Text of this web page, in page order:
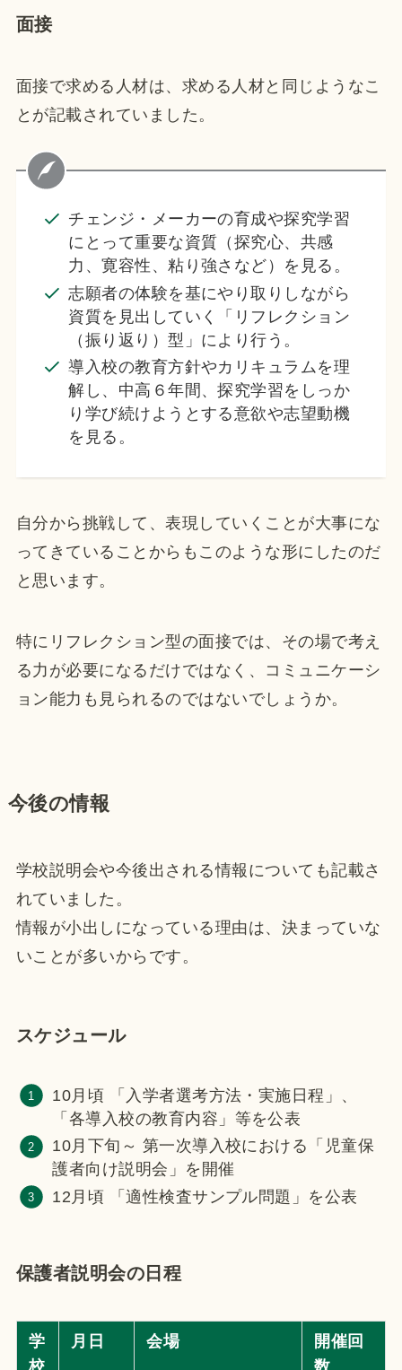
面接
面接で求める人材は、求める人材と同じようなこ
とが記載されていました。
チェンジ・メーカーの育成や探究学習
にとって重要な資質（探究心、共感
力、寛容性、粘り強さなど）を見る。
志願者の体験を基にやり取りしながら
資質を見出していく「リフレクション
（振り返り）型」により行う。
導入校の教育方針やカリキュラムを理
解し、中高６年間、探究学習をしっか
り学び続けようとする意欲や志望動機
を見る。
自分から挑戦して、表現していくことが大事にな
ってきていることからもこのような形にしたのだ
と思います。
特にリフレクション型の面接では、その場で考え
る力が必要になるだけではなく、コミュニケーシ
ョン能力も見られるのではないでしょうか。
今後の情報
学校説明会や今後出される情報についても記載さ
れていました。
情報が小出しになっている理由は、決まっていな
いことが多いからです。
スケジュール
10月頃 「入学者選考方法・実施日程」、
「各導入校の教育内容」等を公表
10月下旬～ 第一次導入校における「児童保
護者向け説明会」を開催
12月頃 「適性検査サンプル問題」を公表
保護者説明会の日程
学
月日 会場
開催回